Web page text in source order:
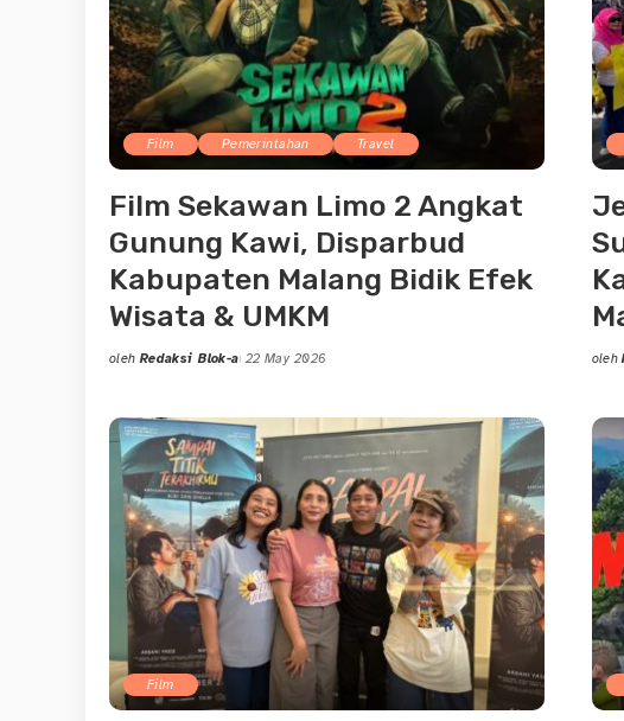
Film Pemerintahan Travel
Film Sekawan Limo 2 Angkat
Gunung Kawi, Disparbud
Kabupaten Malang Bidik Efek
Wisata & UMKM
Posted
oleh Redaksi Blok-a 22 May 2026 oleh
Film